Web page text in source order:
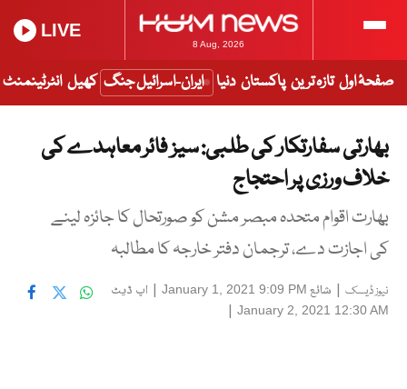
8 Aug, 2026
LIVE
صفحۂ اول تازہ ترین پاکستان دنیا ایران-اسرائیل جنگ کھیل انٹرٹینمنٹ
بھارتی سفارتکار کی طلبی: سیز فائر معاہدے کی
خلاف ورزی پر احتجاج
بھارت اقوام متحدہ مبصر مشن کو صورتحال کا جائزہ لینے
کی اجازت دے، ترجمان دفتر خارجہ کا مطالبہ
نیوز ڈیسک | شائع January 1, 2021 9:09 PM
| اپ ڈیٹ
January 2, 2021 12:30 AM
|